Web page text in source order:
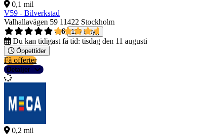
0,1 mil
V59 - Bilverkstad
Valhallavägen 59 11422 Stockholm
4,6
129 betyg
Du kan tidigast få tid: tisdag den 11 augusti
Öppettider
Få offerter
Detaljer
0,2 mil